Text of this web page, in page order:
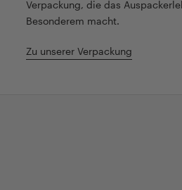
Verpackung, die das
Besonderem macht.
Zu unserer Verpackung